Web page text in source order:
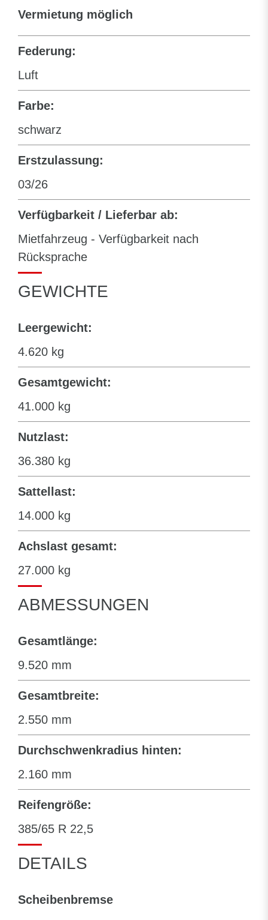
Vermietung möglich
Federung:
Luft
Farbe:
schwarz
Erstzulassung:
03/26
Verfügbarkeit / Lieferbar ab:
Mietfahrzeug - Verfügbarkeit nach
Rücksprache
GEWICHTE
Leergewicht:
4.620 kg
Gesamtgewicht:
41.000 kg
Nutzlast:
36.380 kg
Sattellast:
14.000 kg
Achslast gesamt:
27.000 kg
ABMESSUNGEN
Gesamtlänge:
9.520 mm
Gesamtbreite:
2.550 mm
Durchschwenkradius hinten:
2.160 mm
Reifengröße:
385/65 R 22,5
DETAILS
Scheibenbremse